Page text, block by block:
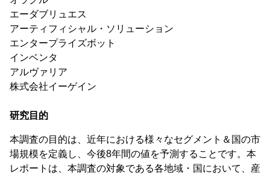
エーダブリュエス
アーティフィシャル・ソリューション
エンタープライズボット
インベンタ
アルヴァリア
株式会社イーゲイン
研究目的
本調査の目的は、近年における様々なセグメント＆国の市
場規模を定義し、今後8年間の値を予測することです。本
レポートは、本調査の対象である各地域・国において、産